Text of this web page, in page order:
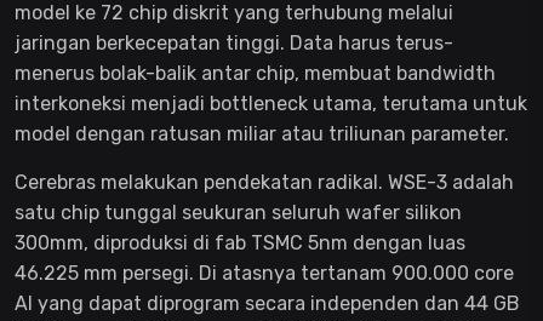
model ke 72 chip diskrit yang terhubung melalui
jaringan berkecepatan tinggi. Data harus terus-
menerus bolak-balik antar chip, membuat bandwidth
interkoneksi menjadi bottleneck utama, terutama untuk
model dengan ratusan miliar atau triliunan parameter.
Cerebras melakukan pendekatan radikal. WSE-3 adalah
satu chip tunggal seukuran seluruh wafer silikon
300mm, diproduksi di fab TSMC 5nm dengan luas
46.225 mm persegi. Di atasnya tertanam 900.000 core
AI yang dapat diprogram secara independen dan 44 GB